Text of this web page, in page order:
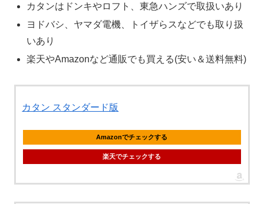
カタンはドンキやロフト、東急ハンズで取扱いあり
ヨドバシ、ヤマダ電機、トイザらスなどでも取り扱
いあり
楽天やAmazonなど通販でも買える(安い＆送料無料)
カタン スタンダード版
Amazonでチェックする
楽天でチェックする